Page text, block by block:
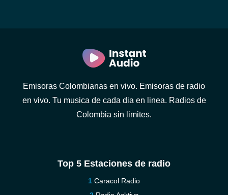
Emisoras Colombianas en vivo. Emisoras de radio
en vivo. Tu musica de cada dia en linea. Radios de
Colombia sin limites.
Top 5 Estaciones de radio
Caracol Radio